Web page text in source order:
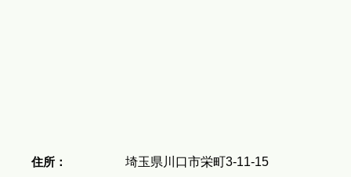
住所： 埼玉県川口市栄町3-11-15